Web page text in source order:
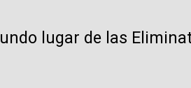
lugar de las